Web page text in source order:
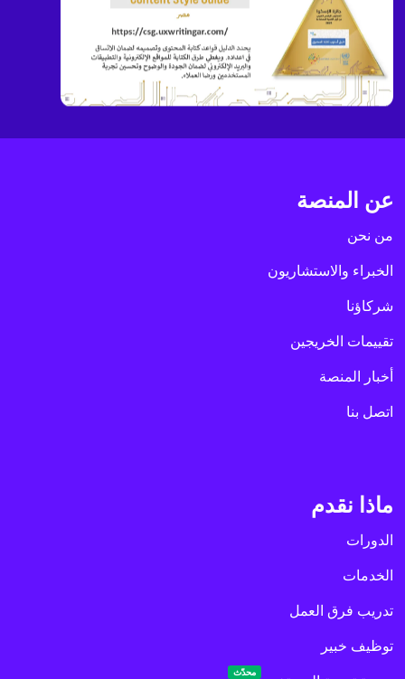
عن المنصة
من نحن
الخبراء والاستشاريون
شركاؤنا
تقييمات الخريجين
أخبار المنصة
اتصل بنا
ماذا نقدم
الدورات
الخدمات
تدريب فرق العمل
توظيف خبير
محدّث